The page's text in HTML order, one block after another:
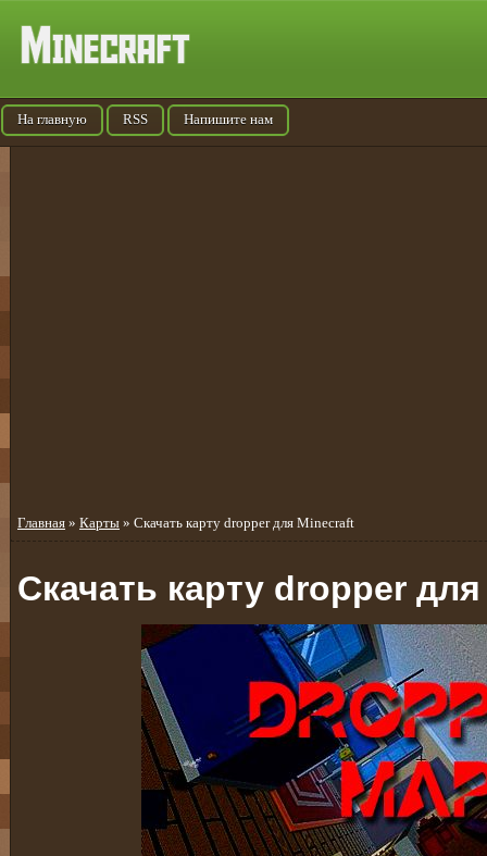
На главную RSS Напишите нам
Главная » Карты » Скачать карту dropper для Minecraft
Скачать карту dropper